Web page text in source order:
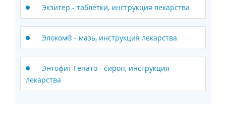
Экзитер - таблетки, инструкция лекарства
Элоком® - мазь, инструкция лекарства
Энтофит Гепато - сироп, инструкция
лекарства